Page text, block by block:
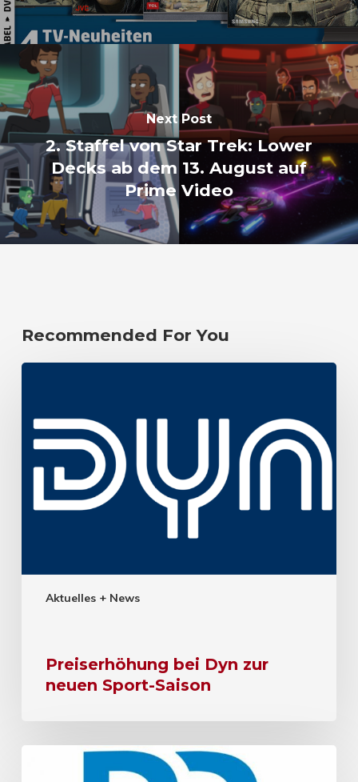
Next Post
2. Staffel von Star Trek: Lower
Decks ab dem 13. August auf
Prime Video
Recommended For You
Aktuelles + News
Preiserhöhung bei Dyn zur
neuen Sport-Saison